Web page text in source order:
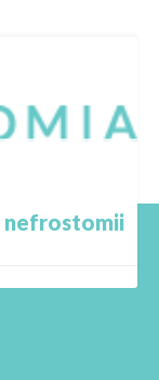
nefrostomii